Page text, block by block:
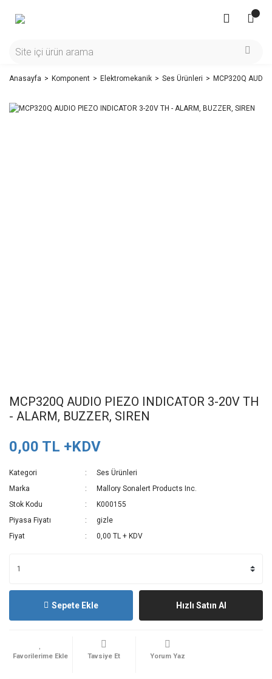
Anasayfa Komponent Elektromekanik Ses Ürünleri MCP320Q
MCP320Q AUDIO PIEZO INDICATOR 3-20V TH
- ALARM, BUZZER, SIREN
0,00 TL +KDV
Kategori
Ses Ürünleri
Marka
Mallory Sonalert Products Inc.
Stok Kodu
K000155
Piyasa Fiyatı
gizle
Fiyat
0,00 TL + KDV
Sepete Ekle Hızlı Satın Al
Tavsiye Et Yorum Yaz